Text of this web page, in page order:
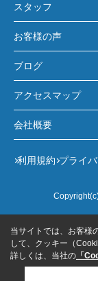
スタッフ
お客様の声
ブログ
アクセスマップ
会社概要
利用規約 プライ
当サイトでは、お客様
して、クッキー（
詳しくは、当社の 「